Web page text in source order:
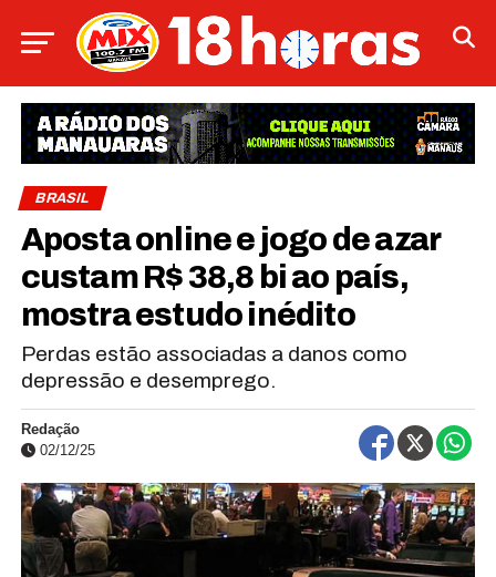
BRASIL
Aposta online e jogo de azar
custam R$ 38,8 bi ao país,
mostra estudo inédito
Perdas estão associadas a danos como
depressão e desemprego.
Redação
02/12/25